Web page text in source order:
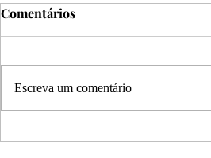
Comentários
Escreva um comentário